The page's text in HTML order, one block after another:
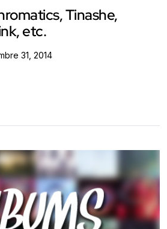
Tinashe,
etc.
31, 2014